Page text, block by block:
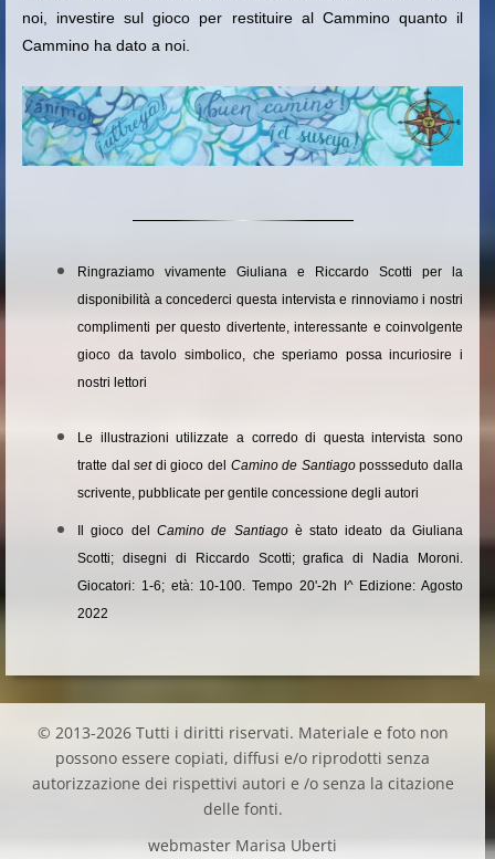
noi, investire sul gioco per restituire al Cammino quanto il
Cammino ha dato a noi.
Ringraziamo vivamente Giuliana e Riccardo Scotti per la
disponibilità a concederci questa intervista e rinnoviamo i nostri
complimenti per questo divertente, interessante e coinvolgente
gioco da tavolo simbolico, che speriamo possa incuriosire i
nostri lettori
Le illustrazioni utilizzate a corredo di questa intervista sono
tratte dalset di gioco del Camino de Santiagopossseduto dalla
scrivente, pubblicate per gentile concessione degli autori
Il gioco del Camino de Santiagoè stato ideato da Giuliana
Scotti; disegni di Riccardo Scotti; grafica di Nadia Moroni.
Giocatori: 1-6; età: 10-100. Tempo 20'-2h I^ Edizione: Agosto
2022
© 2013-2026 Tutti i diritti riservati. Materiale e foto non
possono essere copiati, diffusi e/o riprodotti senza
autorizzazione dei rispettivi autori e /o senza la citazione
delle fonti.
webmaster Marisa Uberti